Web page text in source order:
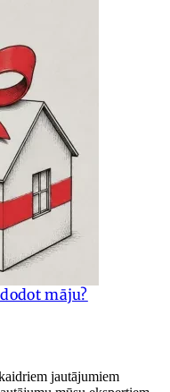
māju?
jautājumiem